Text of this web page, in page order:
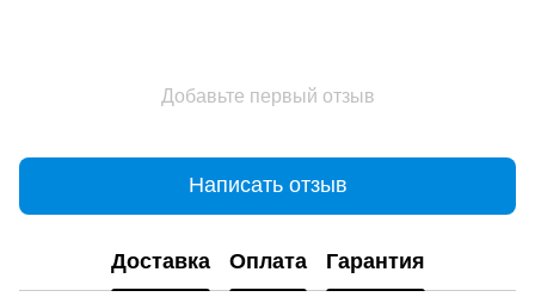
Добавьте первый отзыв
Написать отзыв
Доставка Оплата Гарантия